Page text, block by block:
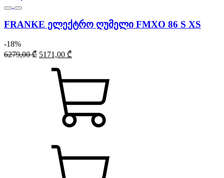
FRANKE ელექტრო ღუმელი FMXO 86 S XS
-18%
6279,00₾ Original
was:
6279,00 ₾.
5171,00 ₾
5171,00 ₾.